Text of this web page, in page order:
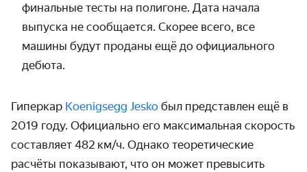
финальные тесты на полигоне. Дата начала
выпуска не сообщается. Скорее всего, все
машины будут проданы ещё до официального
дебюта.
Гиперкар Koenigsegg Jesko был представлен ещё в
2019 году. Официально его максимальная скорость
составляет 482 км / ч. Однако теоретические
расчёты показывают, что он может превысить